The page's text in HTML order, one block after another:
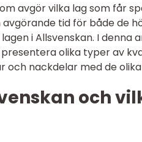
avgör vilka lag som får
tid för både de
i Allsvenskan. I denna
olika typer av
nackdelar med de
och